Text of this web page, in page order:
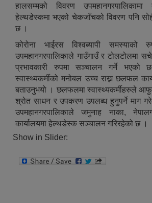
हालसम्मको विवरण
हेल्थडेस्कमा भएको चेकजाँचको विवरण पनि
छ ।
कोरोना भाईरस विश्वब्यापी समस्याको
उपमहानगरपालिकाले गाउँगाउँ र टोलटोलमा
प्रभावकारी रुपमा सञ्चालन गर्ने भएको
स्वास्थ्यकर्मीको मनोबल उच्च राख्न छलफल
बताउनुभयो । छलफलमा स्वास्थ्यकर्मीहरुले
श्रोत साधन र उपकरण उपलब्ध हुनुपर्ने माग
उपमहानगरपालिकाले जमुनाह नाका,
कार्यालयमा हेल्थडेस्क सञ्चालन गरिरहेको छ ।
Show in Slider: